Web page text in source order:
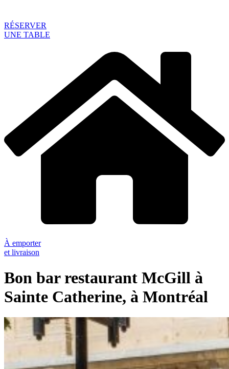
RÉSERVER
UNE TABLE
À emporter
et livraison
Bon bar restaurant McGill à
Sainte Catherine, à Montréal